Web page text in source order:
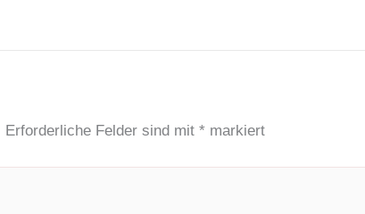
Erforderliche Felder sind mit * markiert